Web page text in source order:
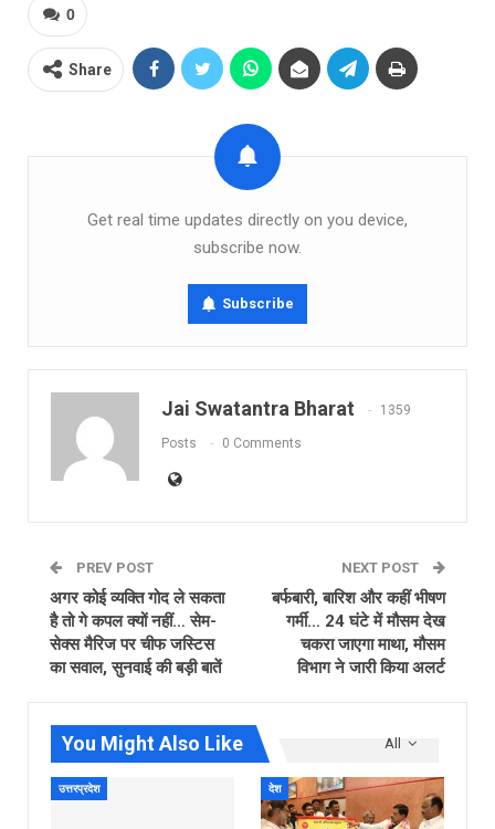
0
Share
Get real time updates directly on you device,
subscribe now.
Subscribe
Jai Swatantra Bharat 1359
Posts 0 Comments
PREV POST
अगर कोई व्यक्ति गोद ले सकता
है तो गे कपल क्यों नहीं… सेम-
सेक्स मैरिज पर चीफ जस्टिस
का सवाल, सुनवाई की बड़ी बातें
NEXT POST
बर्फबारी, बारिश और कहीं भीषण
गर्मी… 24 घंटे में मौसम देख
चकरा जाएगा माथा, मौसम
विभाग ने जारी किया अलर्ट
All
You Might Also Like
उत्तरप्रदेश देश